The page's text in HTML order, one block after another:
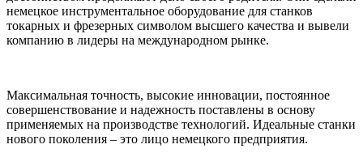
немецкое инструментальное оборудование для станков
токарных и фрезерных символом высшего качества и вывели
компанию в лидеры на международном рынке.
Максимальная точность, высокие инновации, постоянное
совершенствование и надежность поставлены в основу
применяемых на производстве технологий. Идеальные станки
нового поколения – это лицо немецкого предприятия.